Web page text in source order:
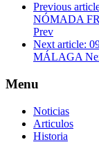
Previous
NÓMADA
Prev
Next article:
MÁLAGA
Menu
Noticias
Articulos
Historia